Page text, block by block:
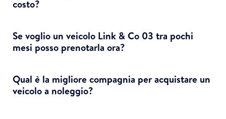
costo?
Se voglio un veicolo Link & Co 03 tra pochi
mesi posso prenotarla ora?
Qual è la migliore compagnia per acquistare un
veicolo a noleggio?